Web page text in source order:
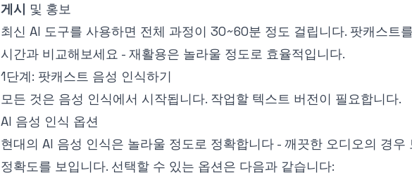
게시 및 홍보
최신 AI 도구를 사용하면 전체 과정이 30~60분 정도 걸립니다. 팟캐스트
시간과 비교해보세요 - 재활용은 놀라울 정도로 효율적입니다.
1단계: 팟캐스트 음성 인식하기
모든 것은 음성 인식에서 시작됩니다. 작업할 텍스트 버전이 필요합니다.
AI 음성 인식 옵션
현대의 AI 음성 인식은 놀라울 정도로 정확합니다 - 깨끗한 오디오의 경우
정확도를 보입니다. 선택할 수 있는 옵션은 다음과 같습니다: